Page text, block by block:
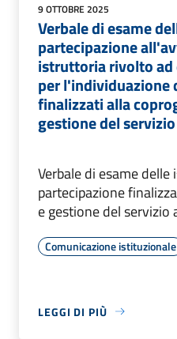
9 OTTOBRE 2025
Verbale di esame
partecipazione
istruttoria rivolto
per l'individuazione
finalizzati alla
gestione del
Verbale di esame delle
partecipazione
e gestione del servizio
Comunicazione istituzionale
LEGGI DI PIÙ